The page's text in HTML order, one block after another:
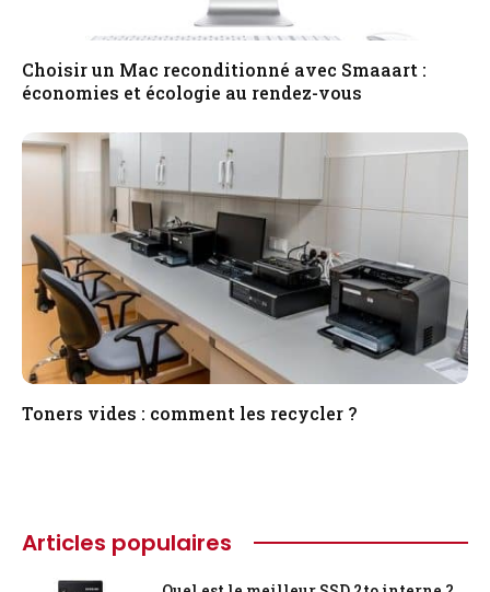
Choisir un Mac reconditionné avec Smaaart :
économies et écologie au rendez-vous
Toners vides : comment les recycler ?
Articles populaires